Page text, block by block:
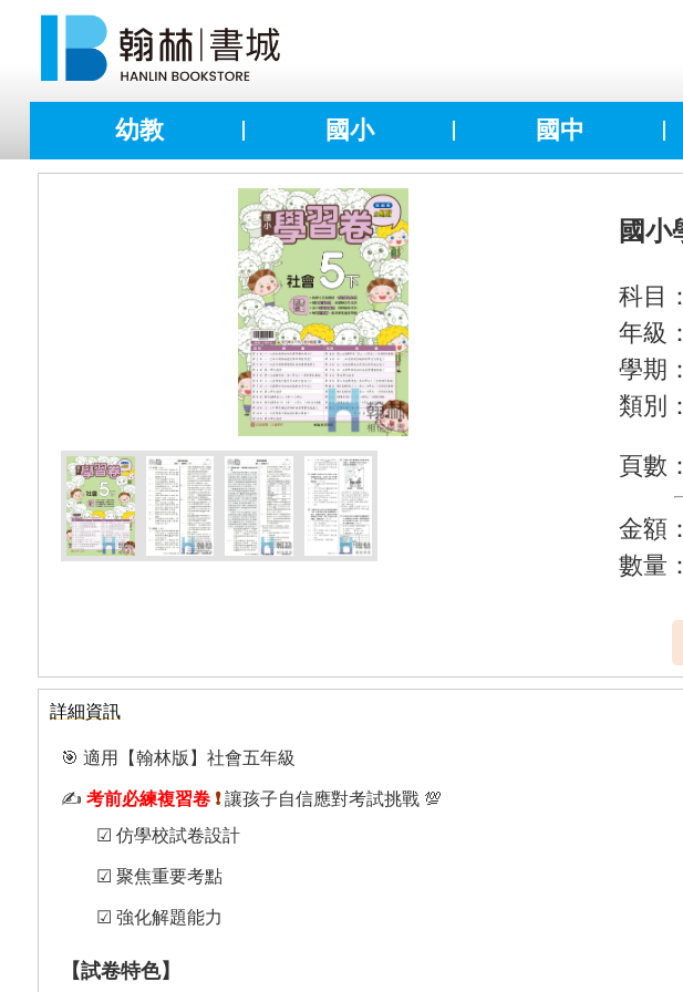
幼教 國小 國中
國小
科目
年級
學期
類別
頁數
金額：
數量：
詳細資訊
🎯 適用【翰林版】社會五年級
✍️ 考前必練複習卷 ❗讓孩子自信應對考試挑戰 💯
☑︎ 仿學校試卷設計
☑︎ 聚焦重要考點
☑︎ 強化解題能力
【試卷特色】